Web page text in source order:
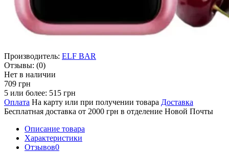
Производитель: ELF BAR
Отзывы: (0)
Нет в наличии
709 грн
5 или более: 515 грн
Оплата На карту или при получении товара Доставка
Бесплатная доставка от 2000 грн в отделение Новой Почты
Описание товара
Характеристики
Отзывов0